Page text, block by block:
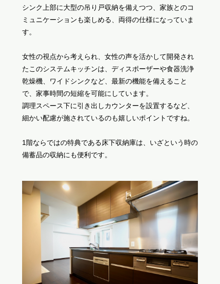
シンク上部に大型の吊り戸収納を備えつつ、家族とのコ
ミュニケーションも楽しめる、両得の仕様になっていま
す。
女性の視点から考えられ、女性の声を活かして開発され
たこのシステムキッチンは、ディスポーザーや食器洗浄
乾燥機、ワイドシンクなど、最新の機能を備えること
で、家事時間の短縮を可能にしています。
調理スペース下に引き出しカウンターを設置するなど、
細かい配慮が施されているのも嬉しいポイントですね。
1階ならではの特典である床下収納庫は、いざという時の
備蓄品の収納にも便利です。